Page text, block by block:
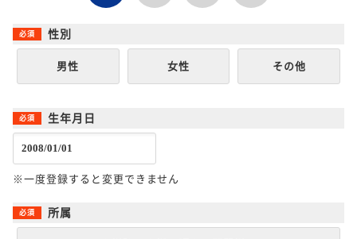
性別
男性 女性 その他
生年月日
※一度登録すると変更できません
所属